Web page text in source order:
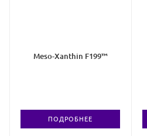
Meso-Xanthin F199™
ПОДРОБНЕЕ